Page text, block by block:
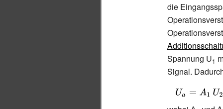
die
Spannung U1
Signal.
{\displaystyle